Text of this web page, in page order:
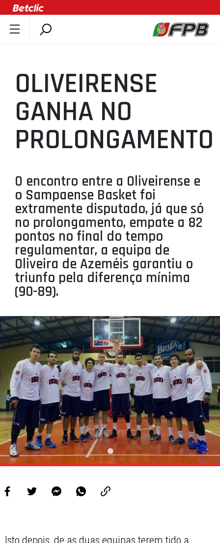
ÚLTIMAS
COMPETIÇÕES
ASSOCIAÇÕES
CLUBES
AGENTES
SELEÇÕES
MINIBASQUETE
ÁREA TÉCNICA
PROJETOS
LIGA BETCLIC MASCULINA
LIGA BETCLIC FEMININA
OLIVEIRENSE
GANHA NO
PROLONGAMENTO
O encontro entre a Oliveirense e
o Sampaense Basket foi
extramente disputado, já que só
no prolongamento, empate a 82
pontos no final do tempo
regulamentar, a equipa de
Oliveira de Azeméis garantiu o
triunfo pela diferença mínima
(90-89).
Isto depois, de as duas equipas terem tido a